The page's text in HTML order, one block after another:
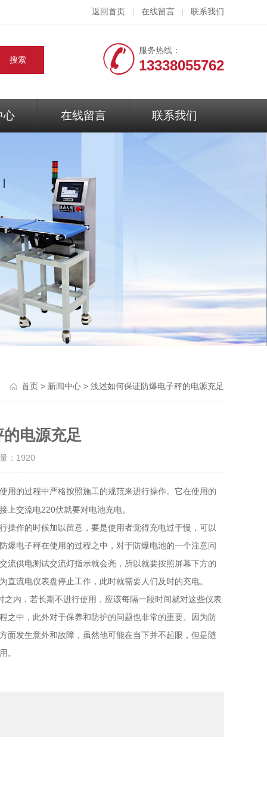
返回首页 在线留言 联系我们
服务热线：
13338055762
心 在线留言 联系我们
Previous
首页 > 新闻中心 > 浅述如何保证防爆电子秤的电源充足
电源充足
： 1920
用的过程中严格按照施工的规范来进行操作。它在使用的
上交流电220伏就要对电池充电。
作的时候加以留意，要是使用者觉得充电过于慢，可以
爆电子秤在使用的过程之中，对于防爆电池的一个注意问
流供电测试交流灯指示就会亮，所以就要按照屏幕下方的
流电仪表盘停止工作，此时就需要人们及时的充电。
内，若长期不进行使用，应该每隔一段时间就对这些仪表
之中，此外对于保养和防护的问题也非常的重要。因为防
面发生意外和故障，虽然他可能在当下并不起眼，但是随
。